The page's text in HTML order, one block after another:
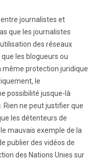
journalistes et
que les journalistes
des réseaux
les blogueurs ou
même protection juridique
le
possibilité jusque-là
Rien ne peut justifier que
les détenteurs de
mauvais exemple de la
publier des vidéos de
des Nations Unies sur